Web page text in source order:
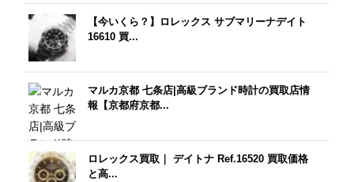
【今いくら？】ロレックス サブマリーナデイト
16610 買...
マルカ京都 七条店|高級ブランド時計の買取店情
報【京都府京都...
ロレックス買取｜ デイトナ Ref.16520 買取価格
と高...